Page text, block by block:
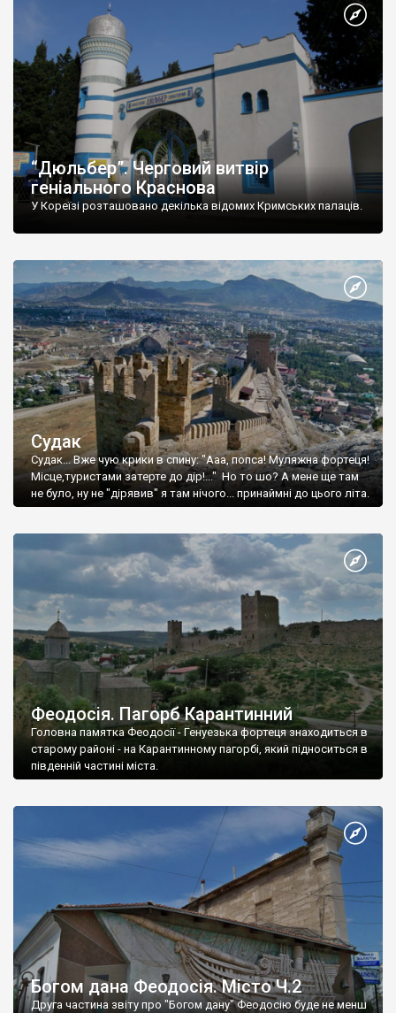
“Дюльбер”. Черговий витвір
геніального Краснова
У Кореїзі розташовано декілька відомих Кримських палаців.
Судак
Судак... Вже чую крики в спину: "Ааа, попса! Муляжна фортеця!
Місце,туристами затерте до дір!..." Но то шо? А мене ще там
не було, ну не "дірявив" я там нічого... принаймні до цього літа.
Феодосія. Пагорб Карантинний
Головна памятка Феодосії - Генуезька фортеця знаходиться в
старому районі - на Карантинному пагорбі, який підноситься в
південній частині міста.
Богом дана Феодосія. Місто Ч.2
Друга частина звіту про "Богом дану" Феодосію буде не менш